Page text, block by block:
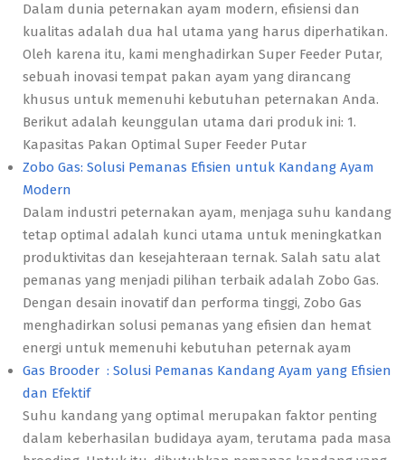
Dalam dunia peternakan ayam modern, efisiensi dan
kualitas adalah dua hal utama yang harus diperhatikan.
Oleh karena itu, kami menghadirkan Super Feeder Putar,
sebuah inovasi tempat pakan ayam yang dirancang
khusus untuk memenuhi kebutuhan peternakan Anda.
Berikut adalah keunggulan utama dari produk ini: 1.
Kapasitas Pakan Optimal Super Feeder Putar
Zobo Gas: Solusi Pemanas Efisien untuk Kandang Ayam
Modern
Dalam industri peternakan ayam, menjaga suhu kandang
tetap optimal adalah kunci utama untuk meningkatkan
produktivitas dan kesejahteraan ternak. Salah satu alat
pemanas yang menjadi pilihan terbaik adalah Zobo Gas.
Dengan desain inovatif dan performa tinggi, Zobo Gas
menghadirkan solusi pemanas yang efisien dan hemat
energi untuk memenuhi kebutuhan peternak ayam
Gas Brooder : Solusi Pemanas Kandang Ayam yang Efisien
dan Efektif
Suhu kandang yang optimal merupakan faktor penting
dalam keberhasilan budidaya ayam, terutama pada masa